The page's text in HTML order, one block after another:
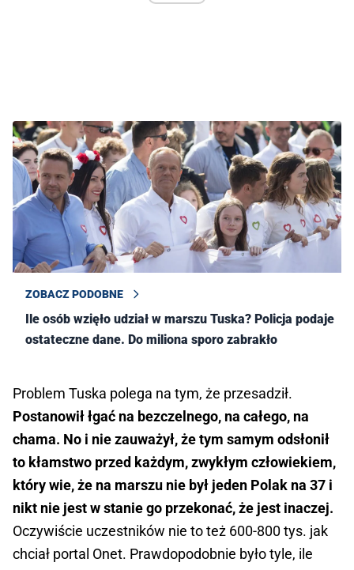
ZOBACZ PODOBNE
Ile osób wzięło udział w marszu Tuska? Policja podaje
ostateczne dane. Do miliona sporo zabrakło
Problem Tuska polega na tym, że przesadził.
Postanowił łgać na bezczelnego, na całego, na
chama. No i nie zauważył, że tym samym odsłonił
to kłamstwo przed każdym, zwykłym człowiekiem,
który wie, że na marszu nie był jeden Polak na 37 i
nikt nie jest w stanie go przekonać, że jest inaczej.
Oczywiście uczestników nie to też 600-800 tys. jak
chciał portal Onet. Prawdopodobnie było tyle, ile